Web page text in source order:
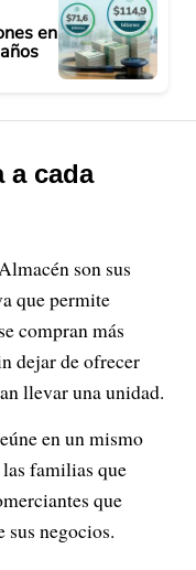
en
a cada
son sus
que permite
compran más
dejar de ofrecer
llevar una unidad.
en un mismo
familias que
que
sus negocios.